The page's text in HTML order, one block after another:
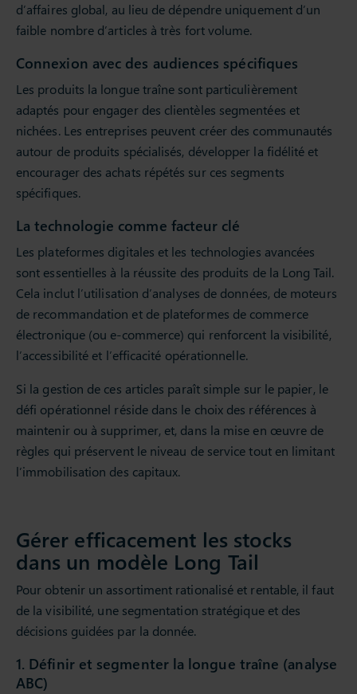
d’affaires global, au lieu de dépendre uniquement d’un
faible nombre d’articles à très fort volume.
Connexion avec des audiences spécifiques
Les produits la longue traîne sont particulièrement
adaptés pour engager des clientèles segmentées et
nichées. Les entreprises peuvent créer des communautés
autour de produits spécialisés, développer la fidélité et
encourager des achats répétés sur ces segments
spécifiques.
La technologie comme facteur clé
Les plateformes digitales et les technologies avancées
sont essentielles à la réussite des produits de la Long Tail.
Cela inclut l’utilisation d’analyses de données, de moteurs
de recommandation et de plateformes de commerce
électronique (ou e-commerce) qui renforcent la visibilité,
l’accessibilité et l’efficacité opérationnelle.
Si la gestion de ces articles paraît simple sur le papier, le
défi opérationnel réside dans le choix des références à
maintenir ou à supprimer, et, dans la mise en œuvre de
règles qui préservent le niveau de service tout en limitant
l’immobilisation des capitaux.
Gérer efficacement les stocks
dans un modèle Long Tail
Pour obtenir un assortiment rationalisé et rentable, il faut
de la visibilité, une segmentation stratégique et des
décisions guidées par la donnée.
1. Définir et segmenter la longue traîne (analyse
ABC)